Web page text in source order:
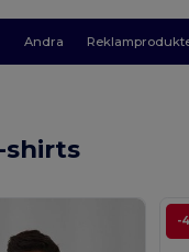
Andra
shirts
-